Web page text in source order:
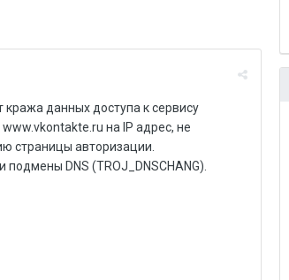
данных доступа к сервису
на IP адрес, не
страницы авторизации.
DNS (TROJ_DNSCHANG).